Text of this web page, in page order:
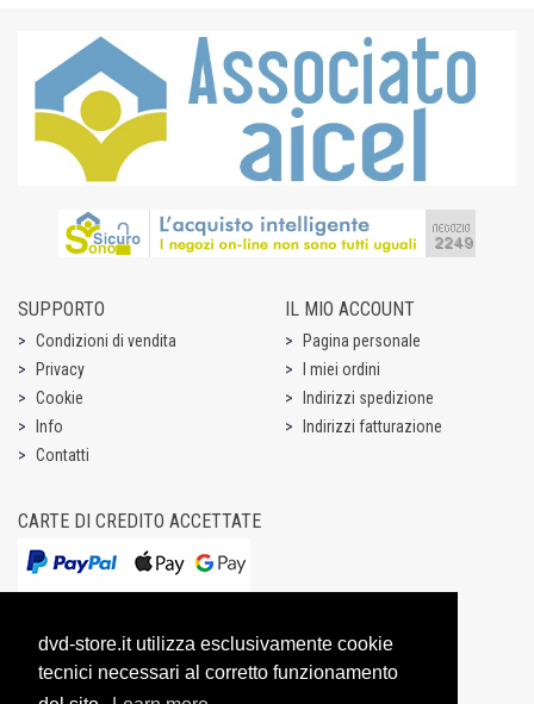
dvd-store.it utilizza esclusivamente cookie
tecnici necessari al corretto funzionamento
SUPPORTO
Condizioni di vendita
Privacy
Cookie
Info
Contatti
IL MIO ACCOUNT
Pagina personale
I miei ordini
Indirizzi spedizione
Indirizzi fatturazione
CARTE DI CREDITO ACCETTATE